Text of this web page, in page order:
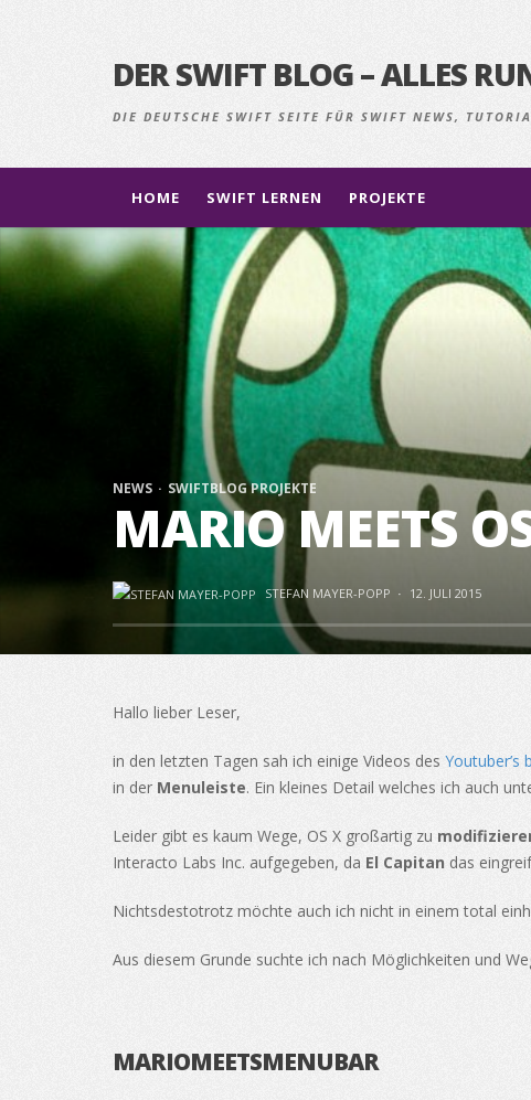
DER SWIFT BLOG – ALLES
DIE DEUTSCHE SWIFT SEITE FÜR SWIFT NEWS,
HOME SWIFT LERNEN PROJEKTE
NEWS SWIFTBLOG PROJEKTE
MARIO MEETS
STEFAN MAYER-POPP · 12. JULI 2015
Hallo lieber Leser,
in den letzten Tagen sah ich einige Videos des Youtuber’s
in der Menuleiste. Ein kleines Detail welches ich auch
Leider gibt es kaum Wege, OS X großartig zu
Interacto Labs Inc. aufgegeben, da El Capitan das
Nichtsdestotrotz möchte auch ich nicht in einem total
Aus diesem Grunde suchte ich nach Möglichkeiten und
MARIOMEETSMENUBAR